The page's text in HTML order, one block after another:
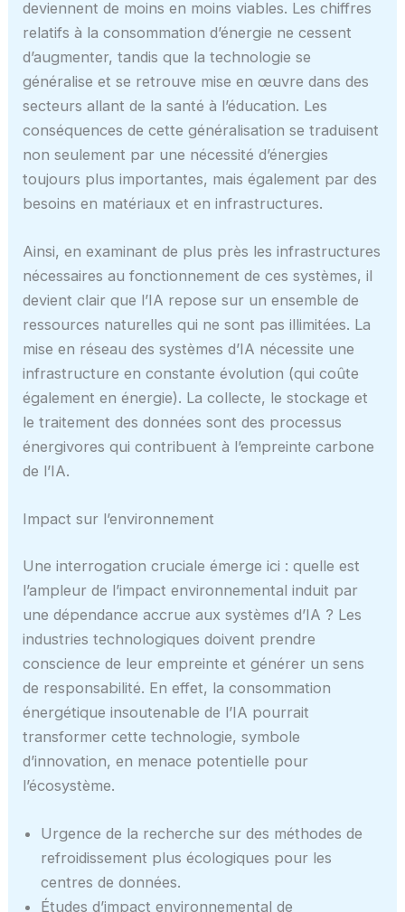
deviennent de moins en moins viables. Les chiffres
relatifs à la consommation d’énergie ne cessent
d’augmenter, tandis que la technologie se
généralise et se retrouve mise en œuvre dans des
secteurs allant de la santé à l’éducation. Les
conséquences de cette généralisation se traduisent
non seulement par une nécessité d’énergies
toujours plus importantes, mais également par des
besoins en matériaux et en infrastructures.
Ainsi, en examinant de plus près les infrastructures
nécessaires au fonctionnement de ces systèmes, il
devient clair que l’IA repose sur un ensemble de
ressources naturelles qui ne sont pas illimitées. La
mise en réseau des systèmes d’IA nécessite une
infrastructure en constante évolution (qui coûte
également en énergie). La collecte, le stockage et
le traitement des données sont des processus
énergivores qui contribuent à l’empreinte carbone
de l’IA.
Impact sur l’environnement
Une interrogation cruciale émerge ici : quelle est
l’ampleur de l’impact environnemental induit par
une dépendance accrue aux systèmes d’IA ? Les
industries technologiques doivent prendre
conscience de leur empreinte et générer un sens
de responsabilité. En effet, la consommation
énergétique insoutenable de l’IA pourrait
transformer cette technologie, symbole
d’innovation, en menace potentielle pour
l’écosystème.
Urgence de la recherche sur des méthodes de
refroidissement plus écologiques pour les
centres de données.
Études d’impact environnemental de